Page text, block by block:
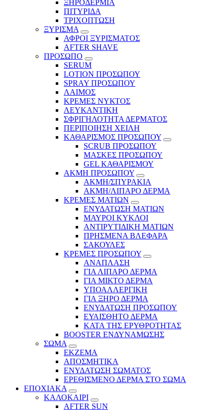
ΞΗΡΟΔΕΡΜΙΑ
ΠΙΤΥΡΙΔΑ
ΤΡΙΧΟΠΤΩΣΗ
ΞΥΡΙΣΜΑ
ΑΦΡΟΙ ΞΥΡΙΣΜΑΤΟΣ
AFTER SHAVE
ΠΡΟΣΩΠΟ
SERUM
LOTION ΠΡΟΣΩΠΟΥ
SPRAY ΠΡΟΣΩΠΟΥ
ΛΑΙΜΟΣ
ΚΡΕΜΕΣ ΝΥΚΤΟΣ
ΛΕΥΚΑΝΤΙΚΗ
ΣΦΡΙΓΗΛΟΤΗΤΑ ΔΕΡΜΑΤΟΣ
ΠΕΡΙΠΟΙΗΣΗ ΧΕΙΛΗ
ΚΑΘΑΡΙΣΜΟΣ ΠΡΟΣΩΠΟΥ
SCRUB ΠΡΟΣΩΠΟΥ
ΜΑΣΚΕΣ ΠΡΟΣΩΠΟΥ
GEL ΚΑΘΑΡΙΣΜΟΥ
ΑΚΜΗ ΠΡΟΣΩΠΟΥ
ΑΚΜΗ/ΣΠΥΡΑΚΙΑ
ΑΚΜΗ/ΛΙΠΑΡΟ ΔΕΡΜΑ
ΚΡΕΜΕΣ ΜΑΤΙΩΝ
ΕΝΥΔΑΤΩΣΗ ΜΑΤΙΩΝ
ΜΑΥΡΟΙ ΚΥΚΛΟΙ
ΑΝΤΙΡΥΤΙΔΙΚΗ ΜΑΤΙΩΝ
ΠΡΗΣΜΕΝΑ ΒΛΕΦΑΡΑ
ΣΑΚΟΥΛΕΣ
ΚΡΕΜΕΣ ΠΡΟΣΩΠΟΥ
ΑΝΑΠΛΑΣΗ
ΓΙΑ ΛΙΠΑΡΟ ΔΕΡΜΑ
ΓΙΑ ΜΙΚΤΟ ΔΕΡΜΑ
ΥΠΟΑΛΛΕΡΓΙΚΗ
ΓΙΑ ΞΗΡΟ ΔΕΡΜΑ
ΕΝΥΔΑΤΩΣΗ ΠΡΟΣΩΠΟΥ
ΕΥΑΙΣΘΗΤΟ ΔΕΡΜΑ
ΚΑΤΑ ΤΗΣ ΕΡΥΘΡΟΤΗΤΑΣ
BOOSTER ΕΝΔΥΝΑΜΩΣΗΣ
ΣΩΜΑ
ΕΚΖΕΜΑ
ΑΠΟΣΜΗΤΙΚΑ
ΕΝΥΔΑΤΩΣΗ ΣΩΜΑΤΟΣ
ΕΡΕΘΙΣΜΕΝΟ ΔΕΡΜΑ ΣΤΟ ΣΩΜΑ
ΕΠΟΧΙΑΚΑ
ΚΑΛΟΚΑΙΡΙ
AFTER SUN